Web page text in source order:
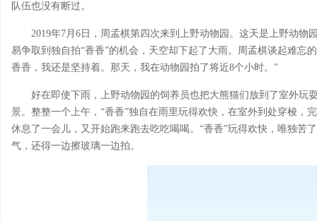
队伍也没有断过。
2019年7月6日，周孟棋第四次来到上野动物园。这天是上野动
易争取到独自拍“香香”的机会，天空却下起了大雨。周孟棋谈起难忘
香香，我还是坚持着。那天，我在动物园拍了将近8个小时。”
好在即使下雨，上野动物园的饲养员也把大熊猫们放到了室外玩
景。整整一个上午，“香香”独自在雨里玩得欢快，在室外到处穿梭，
休息了一会儿，又开始跑来跑去吃吃喝喝。“香香”玩得欢快，唯独苦
气，还得一边擦玻璃一边拍。